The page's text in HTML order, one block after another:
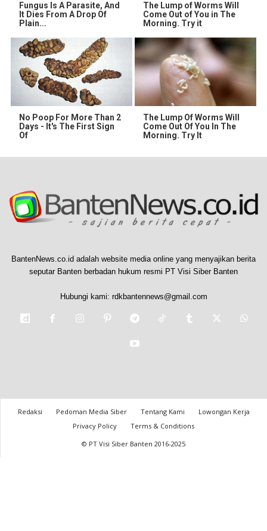
Fungus Is A Parasite, And
It Dies From A Drop Of
Plain...
The Lump of Worms Will
Come Out of You in The
Morning. Try it
No Poop For More Than 2
Days - It's The First Sign
Of
The Lump Of Worms Will
Come Out Of You In The
Morning. Try It
BantenNews.co.id adalah website media online yang menyajikan berita
seputar Banten berbadan hukum resmi PT Visi Siber Banten
Hubungi kami: rdkbantennews@gmail.com
Redaksi Pedoman Media Siber Tentang Kami
Lowongan Kerja
Privacy Policy
Terms & Conditions
© PT Visi Siber Banten 2016-2025